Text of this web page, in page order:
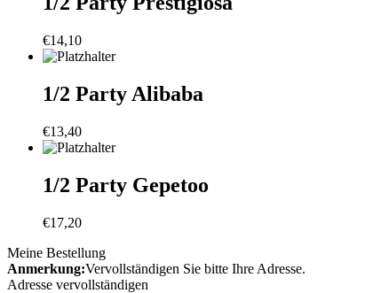
€14,10
1/2 Party Alibaba
€13,40
1/2 Party Gepetoo
€17,20
Meine Bestellung
Anmerkung:Vervollständigen Sie bitte Ihre Adresse.
Adresse vervollständigen